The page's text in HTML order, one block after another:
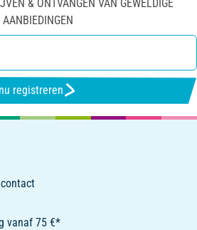
& ONTVANGEN VAN GEWELDIGE
AANBIEDINGEN
nu registreren
vanaf 75 €*